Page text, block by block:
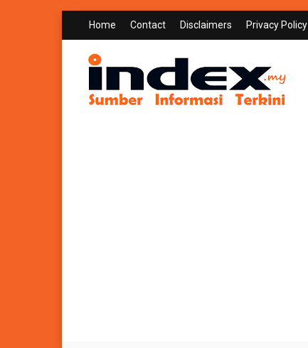
Home Contact Disclaimers Privacy Policy